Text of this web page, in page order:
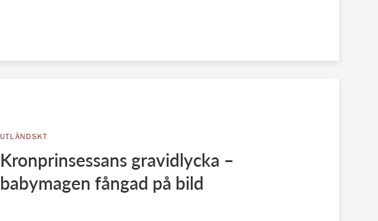
UTLÄNDSKT
Kronprinsessans gravidlycka –
babymagen fångad på bild